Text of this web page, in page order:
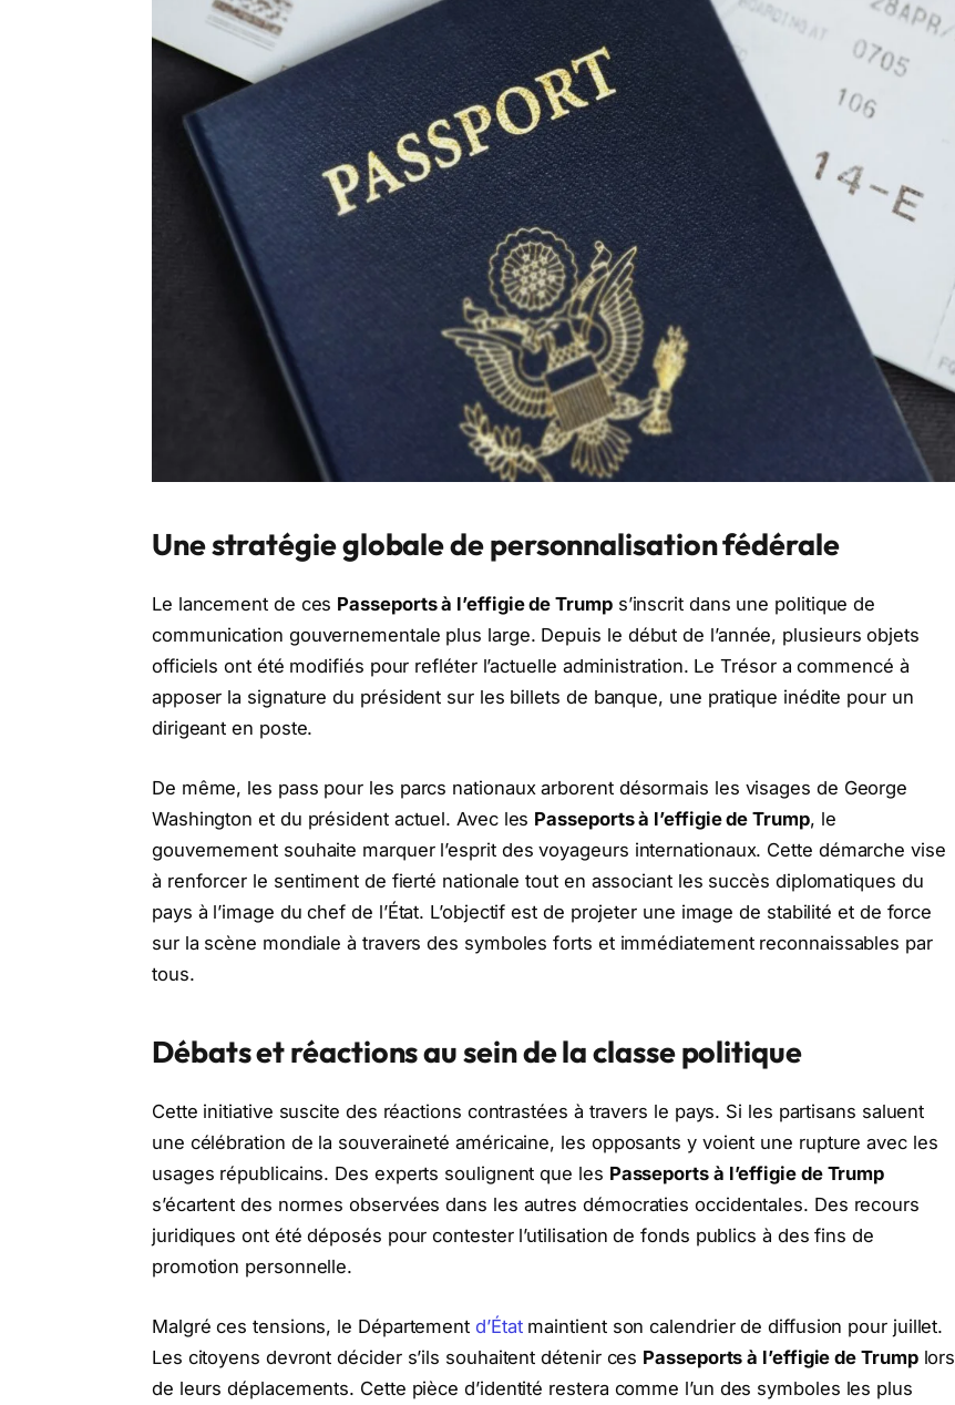
Une stratégie globale de personnalisation fédérale
Le lancement de ces Passeports à l’effigie de Trumps’inscrit dans une politique de
communication gouvernementale plus large. Depuis le début de l’année, plusieurs objets
officiels ont été modifiés pour refléter l’actuelle administration. Le Trésor a commencé à
apposer la signature du président sur les billets de banque, une pratique inédite pour un
dirigeant en poste.
De même, les pass pour les parcs nationaux arborent désormais les visages de George
Washington et du président actuel. Avec les Passeports à l’effigie de Trump, le
gouvernement souhaite marquer l’esprit des voyageurs internationaux. Cette démarche vise
à renforcer le sentiment de fierté nationale tout en associant les succès diplomatiques du
pays à l’image du chef de l’État. L’objectif est de projeter une image de stabilité et de force
sur la scène mondiale à travers des symboles forts et immédiatement reconnaissables par
tous.
Débats et réactions au sein de la classe politique
Cette initiative suscite des réactions contrastées à travers le pays. Si les partisans saluent
une célébration de la souveraineté américaine, les opposants y voient une rupture avec les
usages républicains. Des experts soulignent que les Passeports à l’effigie de Trump
s’écartent des normes observées dans les autres démocraties occidentales. Des recours
juridiques ont été déposés pour contester l’utilisation de fonds publics à des fins de
promotion personnelle.
Malgré ces tensions, le Département d’Étatmaintient son calendrier de diffusion pour juillet.
Les citoyens devront décider s’ils souhaitent détenir ces Passeports à l’effigie de Trumplors
de leurs déplacements. Cette pièce d’identité restera comme l’un des symboles les plus